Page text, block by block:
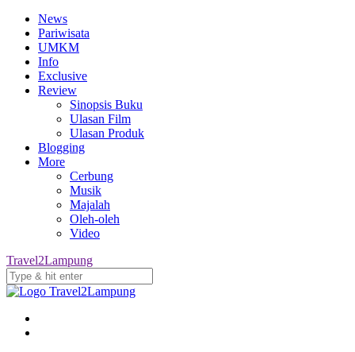
News
Pariwisata
UMKM
Info
Exclusive
Review
Sinopsis Buku
Ulasan Film
Ulasan Produk
Blogging
More
Cerbung
Musik
Majalah
Oleh-oleh
Video
Travel2Lampung